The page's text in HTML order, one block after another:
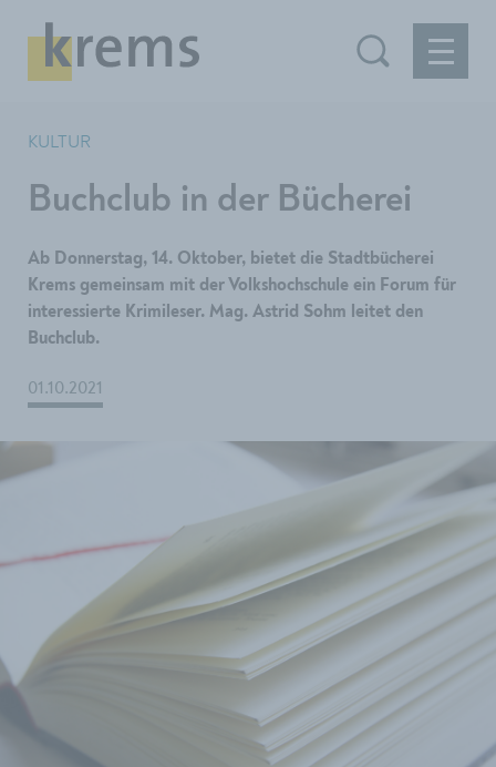
KULTUR
Buchclub in der Bücherei
Ab Donnerstag, 14. Oktober, bietet die Stadtbücherei
Krems gemeinsam mit der Volkshochschule ein Forum für
interessierte Krimileser. Mag. Astrid Sohm leitet den
Buchclub.
01.10.2021